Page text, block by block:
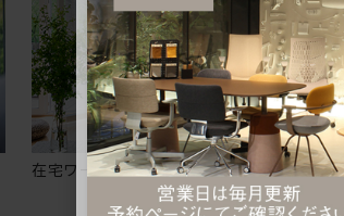
在宅ワークにおすすめのオフィスチェア5選